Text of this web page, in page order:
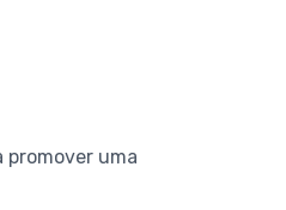
uma